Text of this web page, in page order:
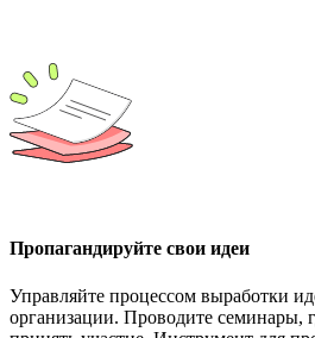
Пропагандируйте свои идеи
Управляйте процессом выработки
организации. Проводите семинары,